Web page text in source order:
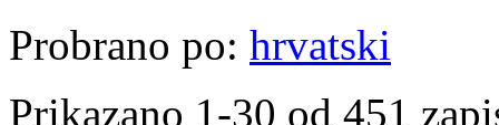
Probrano po: hrvatski
Prikazano 1-30 od 451